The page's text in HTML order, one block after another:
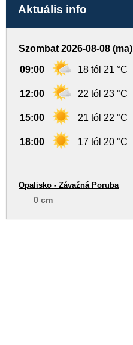
Aktuális info
Szombat 2026-08-08 (ma)
09:00 18 tól 21 °C
12:00 22 tól 23 °C
15:00 21 tól 22 °C
18:00 17 tól 20 °C
Opalisko - Závažná Poruba
0 cm